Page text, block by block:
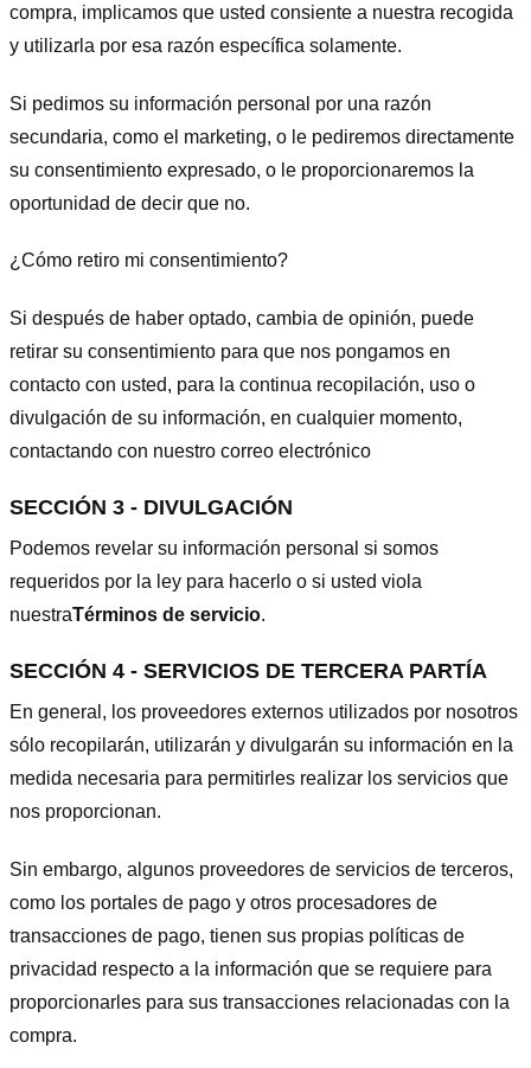
compra, implicamos que usted consiente a nuestra recogida
y utilizarla por esa razón específica solamente.
Si pedimos su información personal por una razón
secundaria, como el marketing, o le pediremos directamente
su consentimiento expresado, o le proporcionaremos la
oportunidad de decir que no.
¿Cómo retiro mi consentimiento?
Si después de haber optado, cambia de opinión, puede
retirar su consentimiento para que nos pongamos en
contacto con usted, para la continua recopilación, uso o
divulgación de su información, en cualquier momento,
contactando con nuestro correo electrónico
SECCIÓN 3 - DIVULGACIÓN
Podemos revelar su información personal si somos
requeridos por la ley para hacerlo o si usted viola
nuestraTérminos de servicio.
SECCIÓN 4 - SERVICIOS DE TERCERA PARTÍA
En general, los proveedores externos utilizados por nosotros
sólo recopilarán, utilizarán y divulgarán su información en la
medida necesaria para permitirles realizar los servicios que
nos proporcionan.
Sin embargo, algunos proveedores de servicios de terceros,
como los portales de pago y otros procesadores de
transacciones de pago, tienen sus propias políticas de
privacidad respecto a la información que se requiere para
proporcionarles para sus transacciones relacionadas con la
compra.